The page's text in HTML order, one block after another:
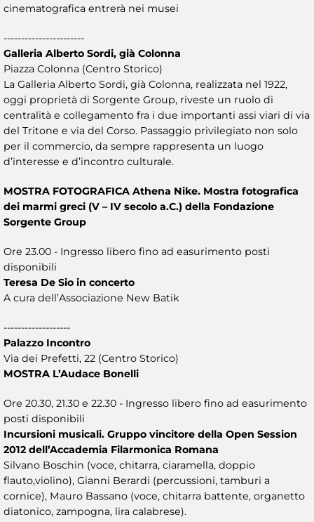
cinematografica entrerà nei musei
-----------------------
Galleria Alberto Sordi, già Colonna
Piazza Colonna (Centro Storico)
La Galleria Alberto Sordi, già Colonna, realizzata nel 1922,
oggi proprietà di Sorgente Group, riveste un ruolo di
centralità e collegamento fra i due importanti assi viari di via
del Tritone e via del Corso. Passaggio privilegiato non solo
per il commercio, da sempre rappresenta un luogo
d’interesse e d’incontro culturale.
MOSTRA FOTOGRAFICA Athena Nike. Mostra fotografica
dei marmi greci (V – IV secolo a.C.) della Fondazione
Sorgente Group
Ore 23.00 - Ingresso libero fino ad easurimento posti
disponibili
Teresa De Sio in concerto
A cura dell’Associazione New Batik
-------------------
Palazzo Incontro
Via dei Prefetti, 22 (Centro Storico)
MOSTRA L’Audace Bonelli
Ore 20.30, 21.30 e 22.30 - Ingresso libero fino ad easurimento
posti disponibili
Incursioni musicali. Gruppo vincitore della Open Session
2012 dell’Accademia Filarmonica Romana
Silvano Boschin (voce, chitarra, ciaramella, doppio
flauto,violino), Gianni Berardi (percussioni, tamburi a
cornice), Mauro Bassano (voce, chitarra battente, organetto
diatonico, zampogna, lira calabrese).